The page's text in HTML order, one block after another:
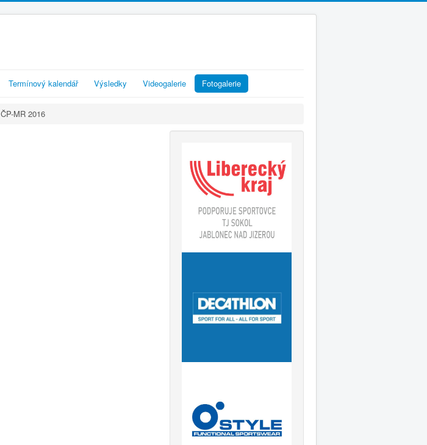
Termínový kalendář Výsledky Videogalerie Fotogalerie
ČP-MR 2016